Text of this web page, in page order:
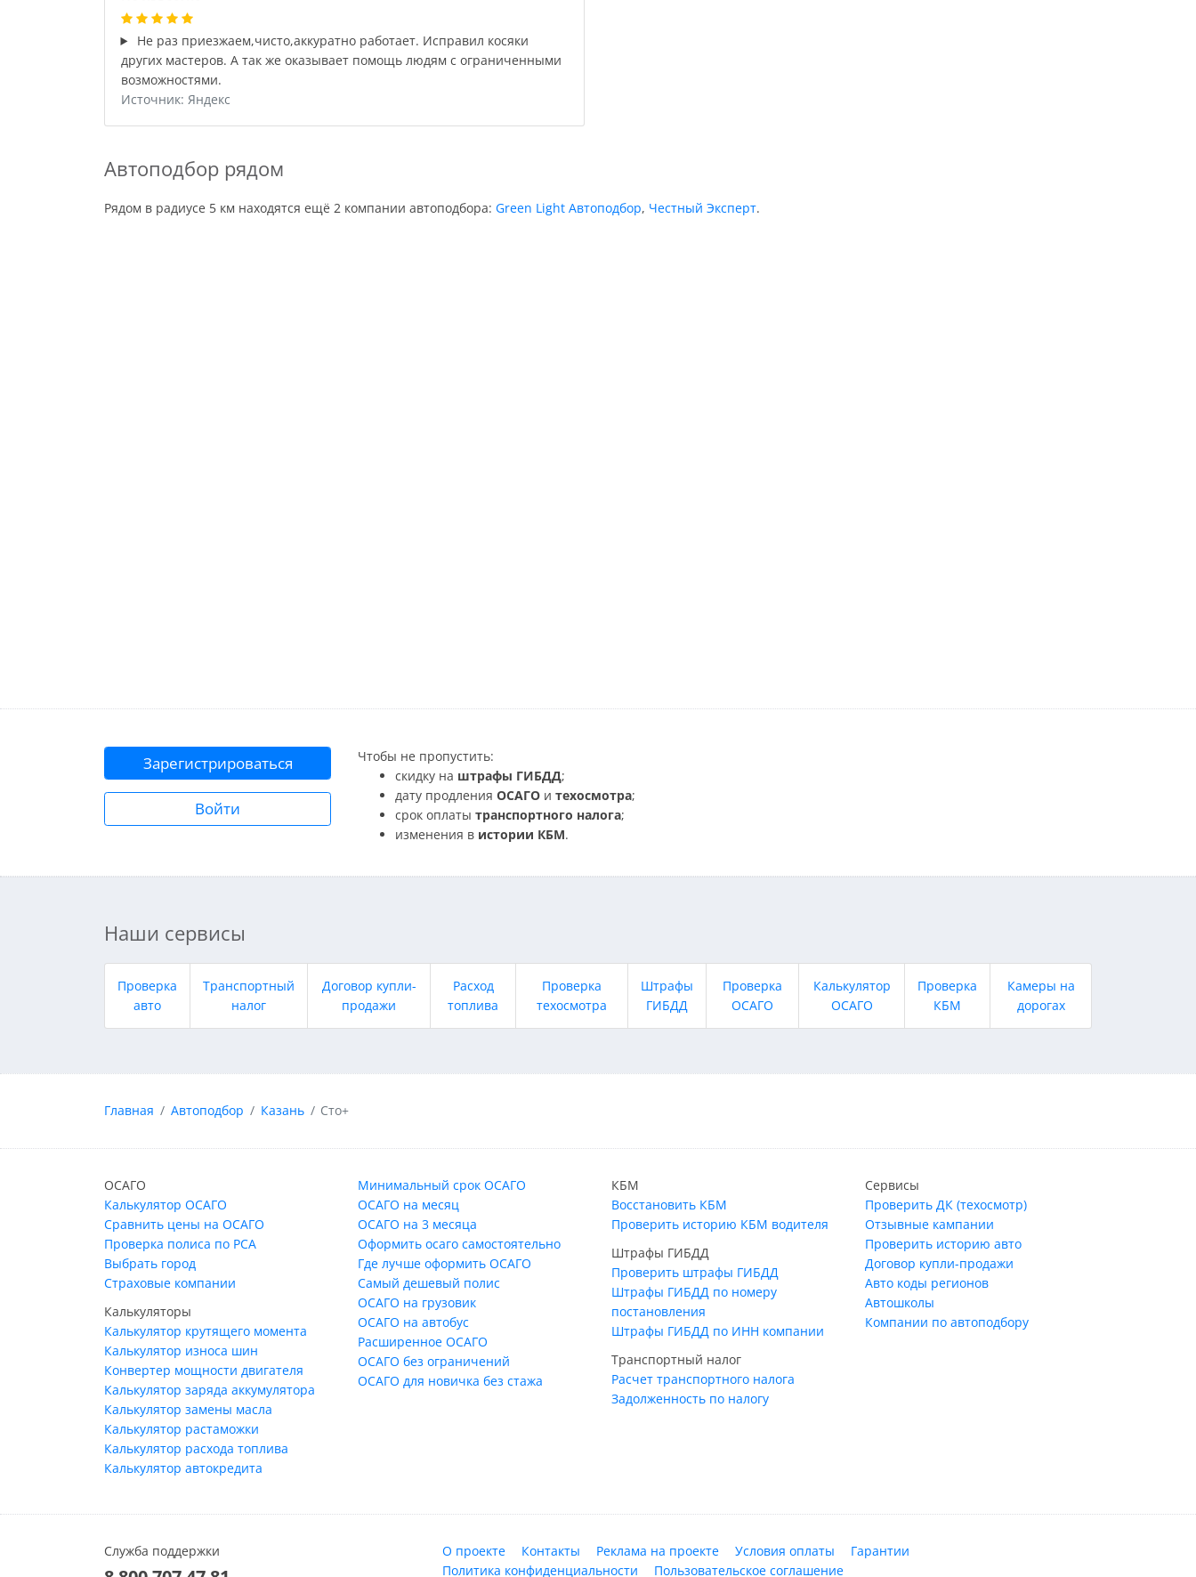
Не раз приезжаем,чисто,аккуратно работает. Исправил косяки
других мастеров. А так же оказывает помощь людям с ограниченными
возможностями.
Источник: Яндекс
Автоподбор рядом
Рядом в радиусе 5 км находятся ещё 2 компании автоподбора: Green Light Автоподбор, Честный Эксперт.
Зарегистрироваться
Войти
Чтобы не пропустить:
скидку на штрафы ГИБДД;
дату продления ОСАГО и техосмотра;
срок оплаты транспортного налога;
изменения в истории КБМ.
Наши сервисы
Проверка
авто
Транспортный
налог
Договор купли-
продажи
Расход
топлива
Проверка
техосмотра
Штрафы
ГИБДД
Проверка
ОСАГО
Калькулятор
ОСАГО
Проверка
КБМ
Камеры на
дорогах
Главная Автоподбор Казань Сто+
ОСАГО
Калькулятор ОСАГО
Сравнить цены на ОСАГО
Проверка полиса по РСА
Выбрать город
Страховые компании
Калькуляторы
Калькулятор крутящего момента
Калькулятор износа шин
Конвертер мощности двигателя
Калькулятор заряда аккумулятора
Калькулятор замены масла
Калькулятор растаможки
Калькулятор расхода топлива
Калькулятор автокредита
Минимальный срок ОСАГО
ОСАГО на месяц
ОСАГО на 3 месяца
Оформить осаго самостоятельно
Где лучше оформить ОСАГО
Самый дешевый полис
ОСАГО на грузовик
ОСАГО на автобус
Расширенное ОСАГО
ОСАГО без ограничений
ОСАГО для новичка без стажа
КБМ
Восстановить КБМ
Проверить историю КБМ водителя
Штрафы ГИБДД
Проверить штрафы ГИБДД
Штрафы ГИБДД по номеру
постановления
Штрафы ГИБДД по ИНН компании
Транспортный налог
Расчет транспортного налога
Задолженность по налогу
Сервисы
Проверить ДК (техосмотр)
Отзывные кампании
Проверить историю авто
Договор купли-продажи
Авто коды регионов
Автошколы
Компании по автоподбору
Служба поддержки О проекте Контакты Реклама на проекте Условия оплаты
Гарантии
Политика конфиденциальности
Пользовательское соглашение